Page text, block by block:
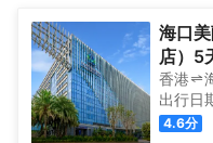
海口
店）5
香港
出行日
4.6分